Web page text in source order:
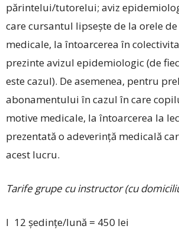
părintelui/tutorelui; aviz
care cursantul lipsește de la orele
medicale, la întoarcerea în
prezinte avizul epidemiologic (de
este cazul). De asemenea, pentru
abonamentului în cazul în care
motive medicale, la întoarcerea la
prezentată o adeverință medicală
acest lucru.
Tarife grupe cu instructor (cu
l 12 ședințe/lună = 450 lei